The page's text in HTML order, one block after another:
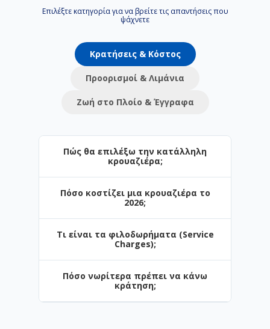
Επιλέξτε κατηγορία για να βρείτε τις απαντήσεις που
ψάχνετε
Κρατήσεις & Κόστος
Προορισμοί & Λιμάνια
Ζωή στο Πλοίο & Έγγραφα
Πώς θα επιλέξω την κατάλληλη
κρουαζιέρα;
Η επιλογή εξαρτάται από τον προορισμό
και το στυλ των διακοπών σας. Στο
Navihellas προσφέρουμε από σύντομες
3ήμερες αποδράσεις έως πολυήμερες
κρουαζιέρες. Αν ταξιδεύετε πρώτη φορά,
το Αιγαίο είναι η ιδανική αρχή.
Πόσο κοστίζει μια κρουαζιέρα το
2026;
Οι τιμές ξεκινούν από μόλις €. Το
κόστος επηρεάζεται από την περίοδο
κράτησης, τον τύπο της καμπίνας και τις
παροχές (π.χ. πακέτα ποτών).
Τι είναι τα φιλοδωρήματα (Service
Charges);
Είναι μια ημερήσια χρέωση για το
προσωπικό. Σε ορισμένες εταιρείες (π.χ.
Celestyal) περιλαμβάνονται στην τιμή,
Πόσο νωρίτερα πρέπει να κάνω
κράτηση;